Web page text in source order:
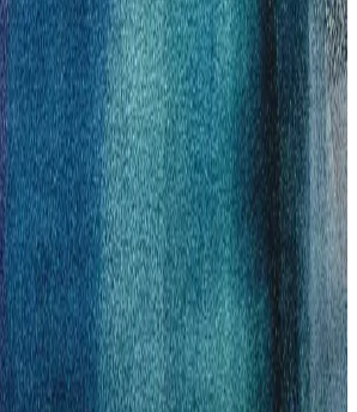
uygun fiyatlı, teknolojik özellikleriyle pratik
Uzun pil ömrü ve temizlik kolaylığıyla
edilen güvenilir bir seçenektir.
Modern Erkek
Konforun Birleşimi
güçlü motorları, gelişmiş bıçak
tasarımlarıyla erkek bakımını
pratiklik sağlıyor.
Tıraş Makineleri: En İyi
İpuçları
Philips tıraş makineleri, yenilikçi tasarımı ve
ve özel bakımda ideal seçenekler sunar.
fiyat avantajlarıyla doğru tercihi yapın.